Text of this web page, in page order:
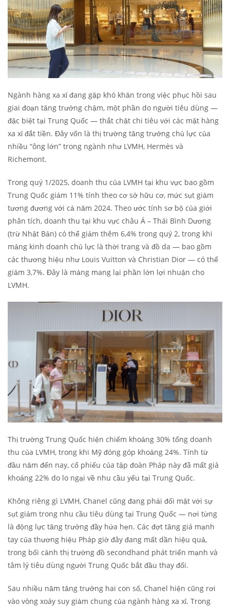
Ngành hàng xa xỉ đang gặp khó khăn trong việc phục hồi sau
giai đoạn tăng trưởng chậm, một phần do người tiêu dùng —
đặc biệt tại Trung Quốc — thắt chặt chi tiêu với các mặt hàng
xa xỉ đắt tiền. Đây vốn là thị trường tăng trưởng chủ lực của
nhiều “ông lớn” trong ngành như LVMH, Hermès và
Richemont.
Trong quý 1/2025, doanh thu của LVMH tại khu vực bao gồm
Trung Quốc giảm 11% tính theo cơ sở hữu cơ, mức sụt giảm
tương đương với cả năm 2024. Theo ước tính sơ bộ của giới
phân tích, doanh thu tại khu vực châu Á – Thái Bình Dương
(trừ Nhật Bản) có thể giảm thêm 6,4% trong quý 2, trong khi
mảng kinh doanh chủ lực là thời trang và đồ da — bao gồm
các thương hiệu như Louis Vuitton và Christian Dior — có thể
giảm 3,7%. Đây là mảng mang lại phần lớn lợi nhuận cho
LVMH.
Thị trường Trung Quốc hiện chiếm khoảng 30% tổng doanh
thu của LVMH, trong khi Mỹ đóng góp khoảng 24%. Tính từ
đầu năm đến nay, cổ phiếu của tập đoàn Pháp này đã mất giá
khoảng 22% do lo ngại về nhu cầu yếu tại Trung Quốc.
Không riêng gì LVMH, Chanel cũng đang phải đối mặt với sự
sụt giảm trong nhu cầu tiêu dùng tại Trung Quốc — nơi từng
là động lực tăng trưởng đầy hứa hẹn. Các đợt tăng giá mạnh
tay của thương hiệu Pháp giờ đây đang mất dần hiệu quả,
trong bối cảnh thị trường đồ secondhand phát triển mạnh và
tâm lý tiêu dùng người Trung Quốc bắt đầu thay đổi.
Sau nhiều năm tăng trưởng hai con số, Chanel hiện cũng rơi
vào vòng xoáy suy giảm chung của ngành hàng xa xỉ. Trong